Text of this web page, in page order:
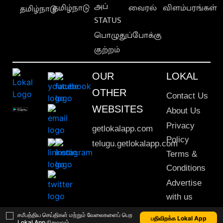
சமீபத்திய செய்திகள் மற்றும் வேலைகளைப் பெற
பதிவிறக்க Lokal App
தமிழ்நாடுதமிழ்நாடு அப்
STATUS
பொழுதுப்போக்கு
குற்றம்
வைரல் விளம்பரங்கள்
OUR
OTHER
WEBSITES
getlokalapp.com
telugu.getlokalapp.com
LOKAL
Contact Us
About Us
Privacy
Policy
Terms &
Conditions
Advertise
with us
Sitemap
This material may not be published, transmitted, rewritten or redistributed. © 2020 Lokal App. All rights reserved.